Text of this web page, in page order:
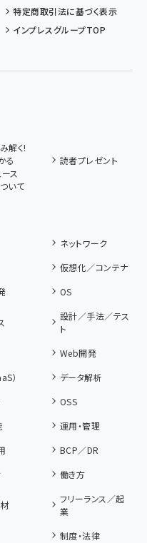
特定商取引法に基づく表示
インプレスグループTOP
解く!
る
ス
読者プレゼント
いて
ネットワーク
仮想化／コンテナ
OS
設計／手法／テス
ト
Web開発
）
データ解析
OSS
運用・管理
BCP／DR
働き方
フリーランス／起
業
制度・法律